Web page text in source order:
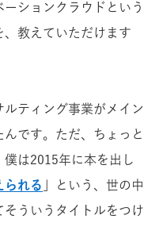
ションクラウドという
、教えていただけます
ティング事業がメイン
です。ただ、ちょっと
僕は2015年に本を出し
られる
」という、世の中
ういうタイトルをつけ